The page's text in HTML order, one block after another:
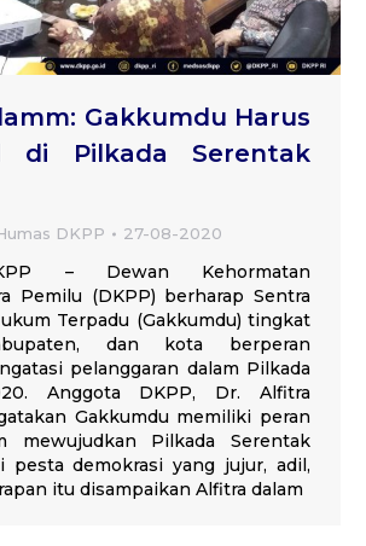
Gakkumdu Harus
di Pilkada Serentak
DKPP 27-08-2020
– Dewan Kehormatan
Pemilu (DKPP) berharap Sentra
Terpadu (Gakkumdu) tingkat
dan kota berperan
pelanggaran dalam Pilkada
Anggota DKPP, Dr. Alfitra
Gakkumdu memiliki peran
mewujudkan Pilkada Serentak
pesta demokrasi yang jujur, adil,
itu disampaikan Alfitra dalam